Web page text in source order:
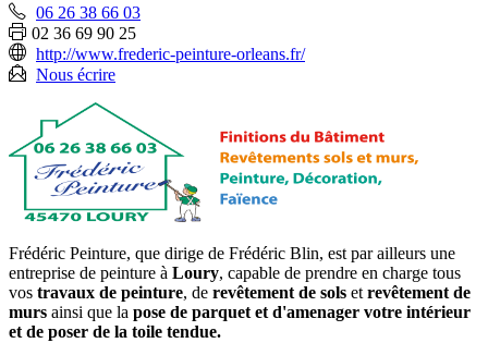
06 26 38 66 03
02 36 69 90 25
http://www.frederic-peinture-orleans.fr/
Nous écrire
Frédéric Peinture, que dirige de Frédéric Blin, est par ailleurs une
entreprise de peinture à Loury, capable de prendre en charge tous
vos travaux de peinture, de revêtement de sols et revêtement de
murs ainsi que la pose de parquet et d'amenager votre intérieur
et de poser de la toile tendue.